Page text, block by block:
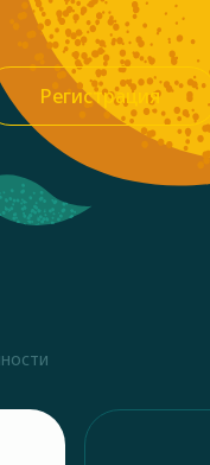
Регистрация